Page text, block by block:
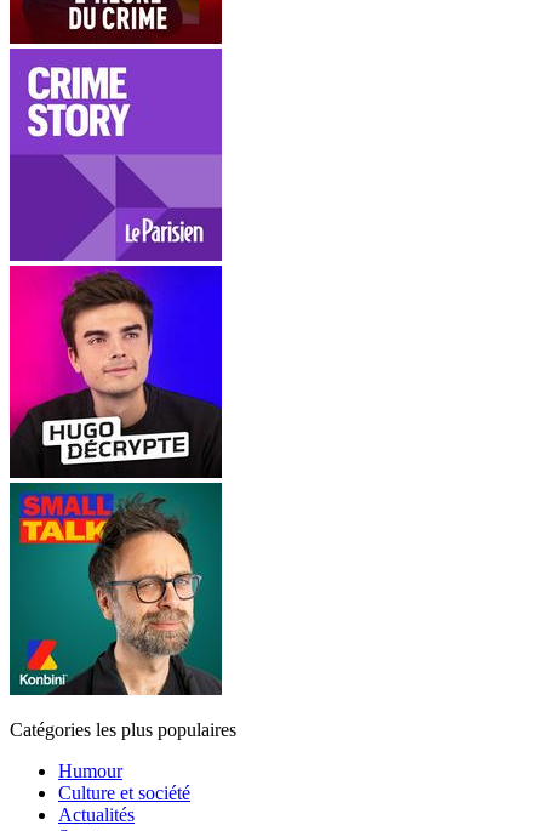
Catégories les plus populaires
Humour
Culture et société
Actualités